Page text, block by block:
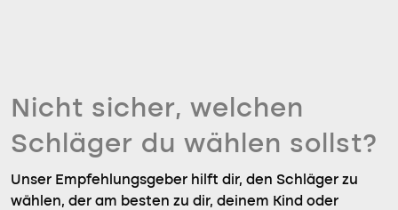
Nicht sicher, welchen
Schläger du wählen sollst?
Unser Empfehlungsgeber hilft dir, den Schläger zu
wählen, der am besten zu dir, deinem Kind oder